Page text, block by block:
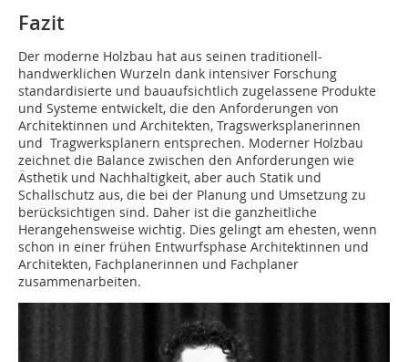
Fazit
Der moderne Holzbau hat aus seinen traditionell-
handwerklichen Wurzeln dank intensiver Forschung
standardisierte und bauaufsichtlich zuge­lassene Produkte
und Systeme entwickelt, die den Anforderungen von
Architektinnen und Architekten, Tragswerks­planerinnen
und Tragwerksplanern entsprechen. Moderner Holzbau
zeichnet die Balance zwischen den Anforderungen wie
Ästhetik und Nachhaltigkeit, aber auch Statik und
Schallschutz aus, die bei der Planung und Umsetzung zu
berücksichtigen sind. Daher ist die ganzheitliche
Herangehensweise wichtig. Dies gelingt am ehesten, wenn
schon in einer frühen Entwurfsphase Architektinnen und
Architekten, Fachplanerinnen und Fachplaner
zusammenarbeiten.